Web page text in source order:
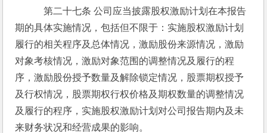
第二十七条 公司应当披露股权激励计划在本报告
期的具体实施情况，包括但不限于：实施股权激励计划
履行的相关程序及总体情况，激励股份来源情况，激励
对象考核情况，激励对象范围的调整情况及履行的程
序，激励股份授予数量及解除锁定情况，股票期权授予
及行权情况，股票期权行权价格及期权数量的调整情况
及履行的程序，实施股权激励计划对公司报告期内及未
来财务状况和经营成果的影响。